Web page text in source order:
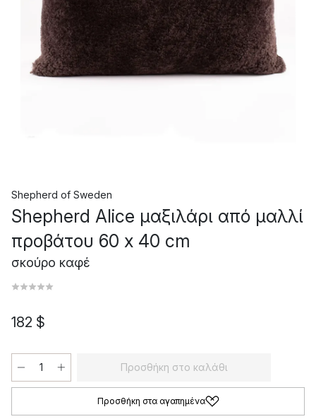
Shepherd of Sweden
Shepherd Alice μαξιλάρι από μαλλί
προβάτου 60 x 40 cm
σκούρο καφέ
182 $
Προσθήκη στο καλάθι
Προσθήκη στα αγαπημένα